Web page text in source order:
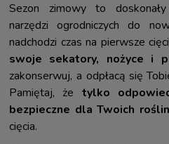
Sezon zimowy to
narzędzi ogrodniczych do
nadchodzi czas na pierwsze
swoje sekatory, nożyce i
zakonserwuj, a odpłacą się
Pamiętaj, że tylko
bezpieczne dla Twoich roślin
cięcia.